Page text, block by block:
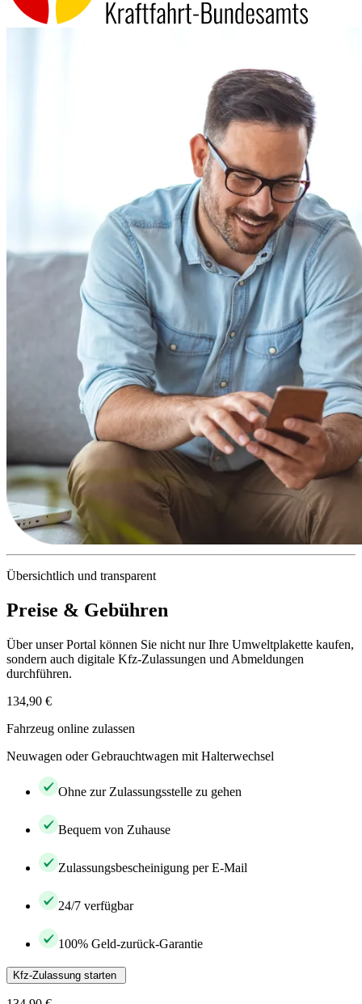
Übersichtlich und transparent
Preise & Gebühren
Über unser Portal können Sie nicht nur Ihre Umweltplakette kaufen,
sondern auch digitale Kfz-Zulassungen und Abmeldungen
durchführen.
134,90 €
Fahrzeug online zulassen
Neuwagen oder Gebrauchtwagen mit Halterwechsel
Ohne zur Zulassungsstelle zu gehen
Bequem von Zuhause
Zulassungsbescheinigung per E-Mail
24/7 verfügbar
100% Geld-zurück-Garantie
Kfz-Zulassung starten